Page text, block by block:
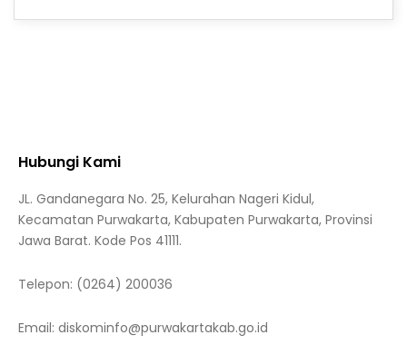
Hubungi Kami
JL. Gandanegara No. 25, Kelurahan Nageri Kidul,
Kecamatan Purwakarta, Kabupaten Purwakarta, Provinsi
Jawa Barat. Kode Pos 41111.
Telepon: (0264) 200036
Email: diskominfo@purwakartakab.go.id